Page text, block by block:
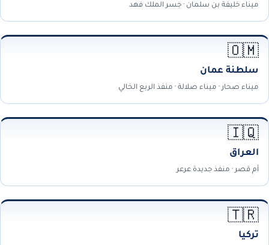
ميناء خليفة بن سلمان · جسر الملك فهد
🇴🇲
سلطنة عمان
ميناء صحار · ميناء صلالة · منفذ الربع الخالي
🇮🇶
العراق
أم قصر · منفذ جديدة عرعر
🇹🇷
تركيا